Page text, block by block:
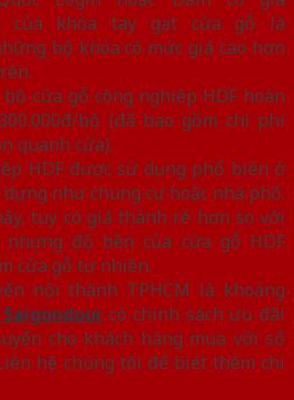
của khóa tay gạt cửa gỗ là
bộ khóa có mức giá cao hơn
cửa gỗ công nghiệp HDF hoàn
bộ (đã bao gồm chi phí
quanh cửa).
HDF được sử dụng phổ biến ở
như chung cư hoặc nhà phố.
tuy có giá thành rẻ hơn so với
độ bền của cửa gỗ HDF
cửa gỗ tự nhiên.
nội thành TPHCM là khoảng
Saigondoorcó chính sách ưu đãi
cho khách hàng mua với số
hệ chúng tôi để biết thêm chi